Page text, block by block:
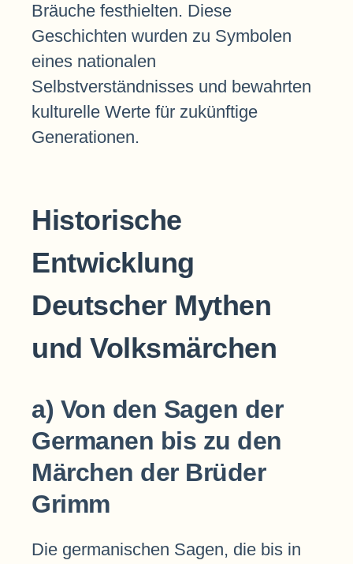
Bräuche festhielten. Diese
Geschichten wurden zu Symbolen
eines nationalen
Selbstverständnisses und bewahrten
kulturelle Werte für zukünftige
Generationen.
Historische
Entwicklung
Deutscher Mythen
und Volksmärchen
a) Von den Sagen der
Germanen bis zu den
Märchen der Brüder
Grimm
Die germanischen Sagen, die bis in